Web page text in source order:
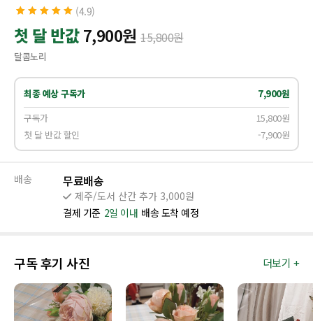
4.9
개의 고객
평가를 기준
으로 5점 만점
에점으로 평
(4.9)
첫 달 반값7,900원 15,800원
달콤노리
최종 예상 구독가
7,900원
구독가
15,800원
첫 달 반값 할인
-7,900원
배송 무료배송
제주/도서 산간 추가 3,000원
결제 기준 2일 이내 배송 도착 예정
구독 후기 사진 더보기 +